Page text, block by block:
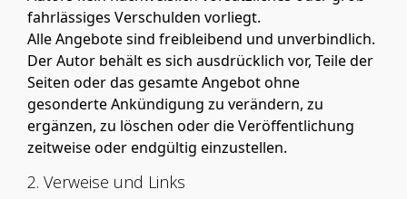
fahrlässiges Verschulden vorliegt.
Alle Angebote sind freibleibend und unverbindlich.
Der Autor behält es sich ausdrücklich vor, Teile der
Seiten oder das gesamte Angebot ohne
gesonderte Ankündigung zu verändern, zu
ergänzen, zu löschen oder die Veröffentlichung
zeitweise oder endgültig einzustellen.
2. Verweise und Links